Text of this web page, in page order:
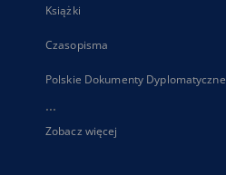
Książki
Czasopisma
Polskie Dokumenty Dyplomatyczne
...
Zobacz więcej